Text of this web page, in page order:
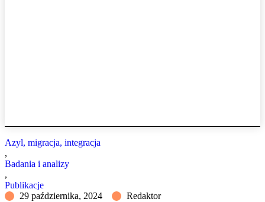
Azyl, migracja, integracja
,
Badania i analizy
,
Publikacje
29 października, 2024
Redaktor